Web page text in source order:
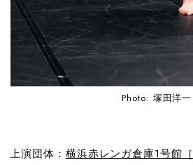
Photo: 塚田洋一
上演団体： 横浜赤レンガ倉庫1号館